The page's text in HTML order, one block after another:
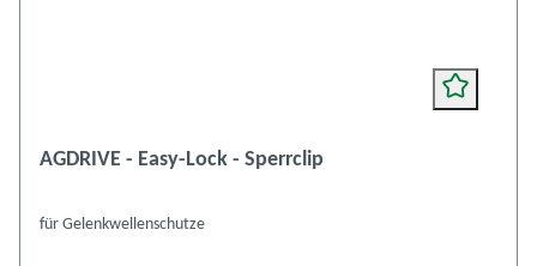
AGDRIVE - Easy-Lock - Sperrclip
für Gelenkwellenschutze